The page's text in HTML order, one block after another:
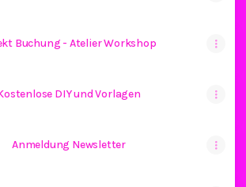
Buchung - Atelier Workshop
DIY und Vorlagen
Anmeldung Newsletter